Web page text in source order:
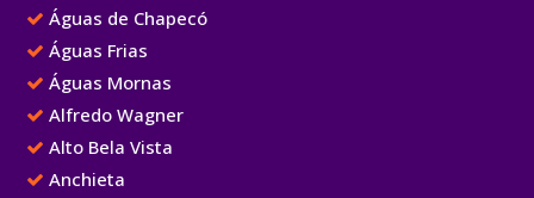
Águas de Chapecó
Águas Frias
Águas Mornas
Alfredo Wagner
Alto Bela Vista
Anchieta